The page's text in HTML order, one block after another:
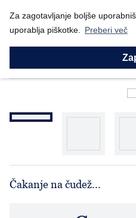
Za zagotavljanje boljše
uporablja piškotke.
Preberi več
Nazaj
Domov Prodajni program
Negovanje
Čakanje na čudež...